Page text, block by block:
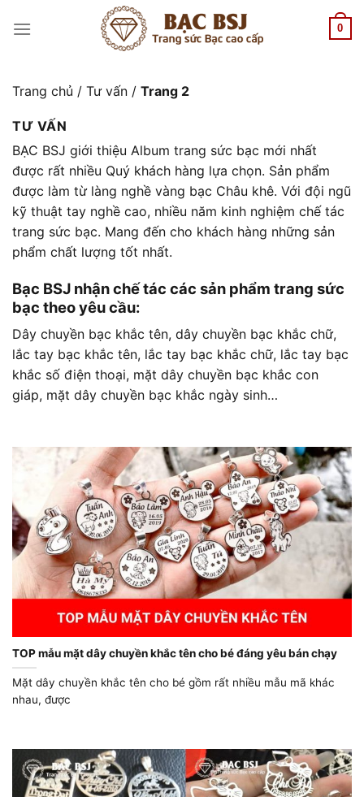
đến
0
Trang chủ / Tư vấn / Trang 2
TƯ VẤN
BẠC BSJ giới thiệu Album trang sức bạc mới nhất
được rất nhiều Quý khách hàng lựa chọn. Sản phẩm
được làm từ làng nghề vàng bạc Châu khê. Với đội ngũ
kỹ thuật tay nghề cao, nhiều năm kinh nghiệm chế tác
trang sức bạc. Mang đến cho khách hàng những sản
phẩm chất lượng tốt nhất.
Bạc BSJ nhận chế tác các sản phẩm trang sức
bạc theo yêu cầu:
Dây chuyền bạc khắc tên, dây chuyền bạc khắc chữ,
lắc tay bạc khắc tên, lắc tay bạc khắc chữ, lắc tay bạc
khắc số điện thoại, mặt dây chuyền bạc khắc con
giáp, mặt dây chuyền bạc khắc ngày sinh…
TOP mẫu mặt dây chuyền khắc tên cho bé đáng yêu bán chạy
Mặt dây chuyền khắc tên cho bé gồm rất nhiều mẫu mã khác
nhau, được